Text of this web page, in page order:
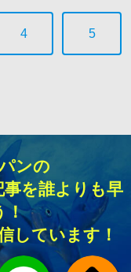
4 5
ンの
事を誰よりも早
！
しています！